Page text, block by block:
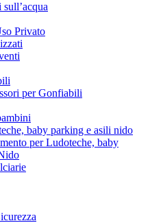
Privato
per Gonfiabili
baby parking e asili nido
per Ludoteche, baby